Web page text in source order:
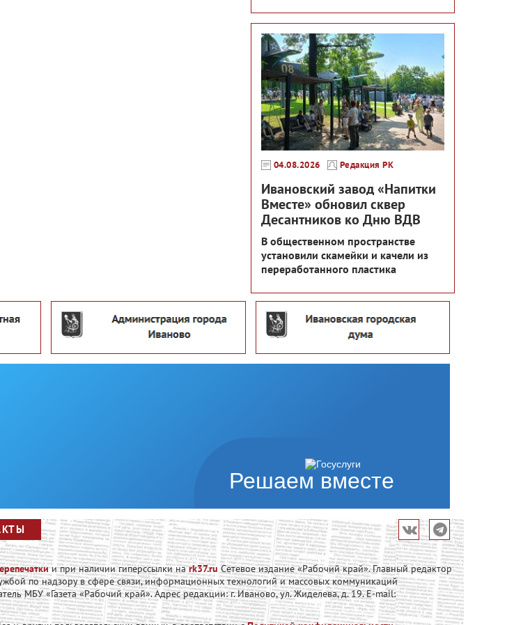
04.08.2026 Редакция РК
Ивановский завод «Напитки
Вместе» обновил сквер
Десантников ко Дню ВДВ
В общественном пространстве
установили скамейки и качели из
переработанного пластика
Решаем вместе
и при наличии гиперссылки наrk37.ru Сетевое издание «Рабочий край». Главный редактор
по надзору в сфере связи, информационных технологий и массовых коммуникаций
МБУ «Газета «Рабочий край». Адрес редакции: г. Иваново, ул. Жиделева, д. 19. E-mail: